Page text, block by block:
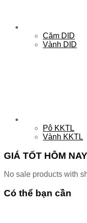
Căm DID
Vành DID
Pô KKTL
Vành KKTL
GIÁ TỐT HÔM NAY
No sale products with
Có thể bạn cần